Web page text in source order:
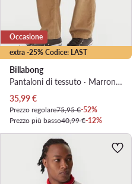
extra -25% Codice: LAST
Occasione
Billabong
Pantaloni di tessuto · Marrone · Regular Fit
Prezzo attuale
35,99€
Prezzo regolare75,95 €-52%
Prezzo più basso40,99 €-12%